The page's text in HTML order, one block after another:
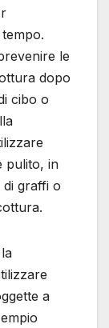
le
dopo
cibo o
pulito, in
graffi o
a